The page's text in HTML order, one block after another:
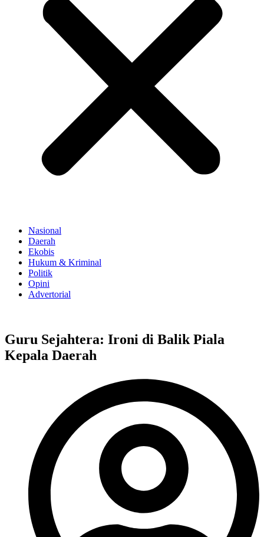
Nasional
Daerah
Ekobis
Hukum & Kriminal
Politik
Opini
Advertorial
Guru Sejahtera: Ironi di Balik Piala
Kepala Daerah